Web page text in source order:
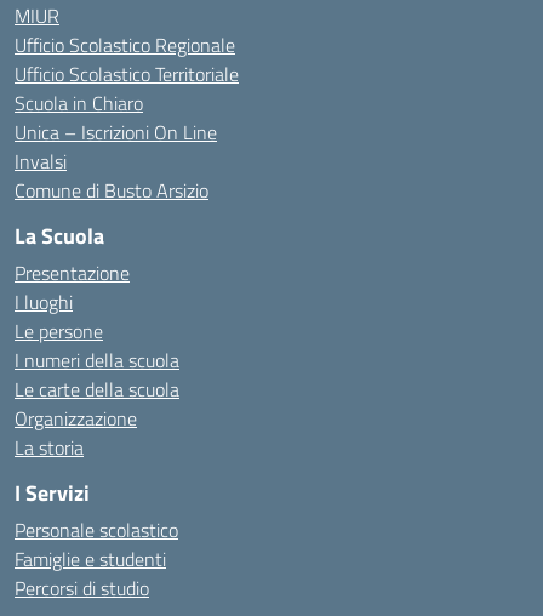
MIUR
Ufficio Scolastico Regionale
Ufficio Scolastico Territoriale
Scuola in Chiaro
Unica – Iscrizioni On Line
Invalsi
Comune di Busto Arsizio
La Scuola
Presentazione
I luoghi
Le persone
I numeri della scuola
Le carte della scuola
Organizzazione
La storia
I Servizi
Personale scolastico
Famiglie e studenti
Percorsi di studio